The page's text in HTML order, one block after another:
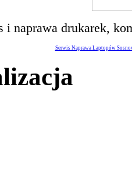
i naprawa drukarek,
Serwis Naprawa Laptopów